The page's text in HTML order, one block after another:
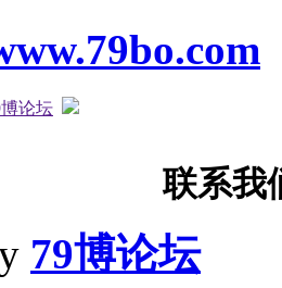
博论坛
联系我
79博论坛